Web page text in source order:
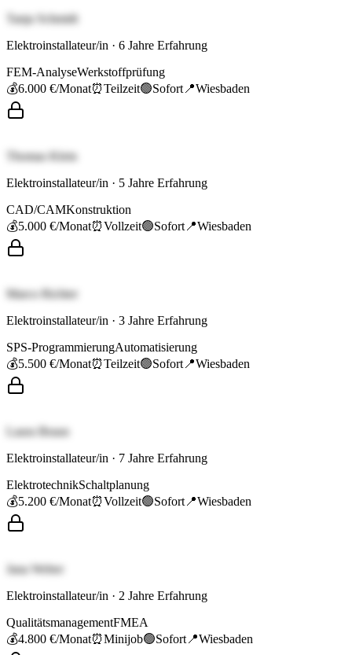
Tanja Schmidt
Elektroinstallateur/in · 6 Jahre Erfahrung
FEM-AnalyseWerkstoffprüfung
💰6.000 €/Monat⏰Teilzeit🟢Sofort 📍Wiesbaden
Thomas Klein
Elektroinstallateur/in · 5 Jahre Erfahrung
CAD/CAMKonstruktion
💰5.000 €/Monat⏰Vollzeit🟢Sofort 📍Wiesbaden
Marco Richter
Elektroinstallateur/in · 3 Jahre Erfahrung
SPS-ProgrammierungAutomatisierung
💰5.500 €/Monat⏰Teilzeit🟢Sofort 📍Wiesbaden
Laura Braun
Elektroinstallateur/in · 7 Jahre Erfahrung
ElektrotechnikSchaltplanung
💰5.200 €/Monat⏰Vollzeit🟢Sofort 📍Wiesbaden
Jana Weber
Elektroinstallateur/in · 2 Jahre Erfahrung
QualitätsmanagementFMEA
💰4.800 €/Monat⏰Minijob🟢Sofort 📍Wiesbaden